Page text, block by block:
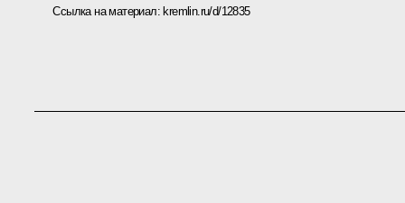
Ссылка на материал:kremlin.ru/d/12835